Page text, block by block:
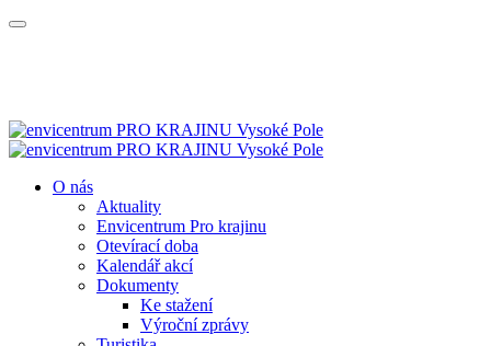
O nás
Aktuality
Envicentrum Pro krajinu
Otevírací doba
Kalendář akcí
Dokumenty
Ke stažení
Výroční zprávy